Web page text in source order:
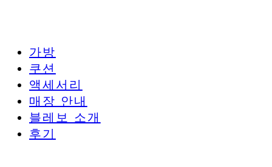
가방
쿠션
액세서리
매장 안내
블레보 소개
후기